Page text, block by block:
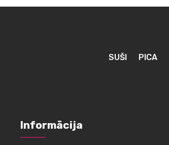
SUŠI PICA
Informācija